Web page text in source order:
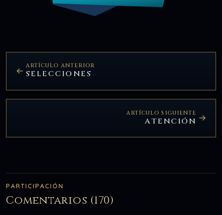
ARTÍCULO ANTERIOR
SELECCIONES
ARTÍCULO SIGUIENTE
ATENCIÓN
PARTICIPACIÓN
Comentarios (170)